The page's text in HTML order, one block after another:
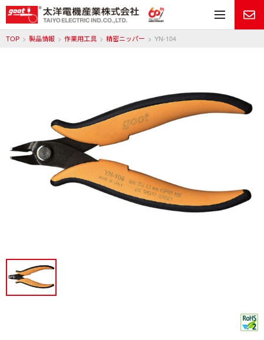
メ
TOP 製品情報 作業用工具 精密ニッパー YN-104